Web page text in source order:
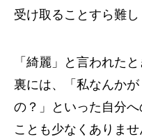
受け取ることすら難し
「綺麗」と言われた
裏には、「私なんか
の？」といった自分
ことも少なくありませ